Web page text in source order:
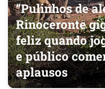
“Pulinhos de
Rinoceronte
feliz quando
e público
aplausos